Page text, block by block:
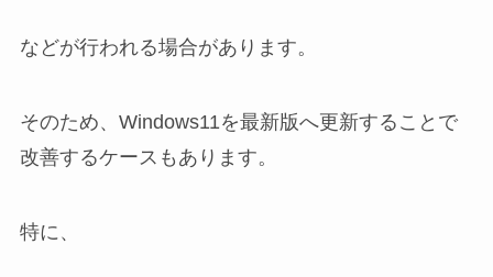
などが行われる場合があります。
そのため、Windows11を最新版へ更新することで
改善するケースもあります。
特に、